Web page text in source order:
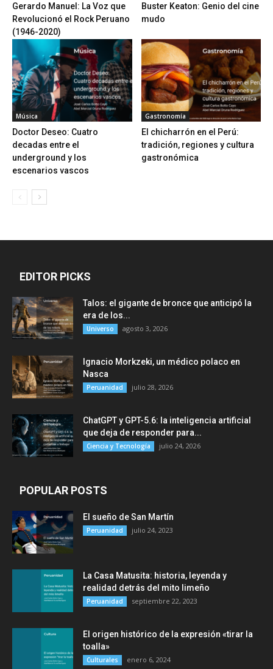
Gerardo Manuel: La Voz que
Revolucionó el Rock Peruano
(1946-2020)
Buster Keaton: Genio del cine
mudo
Música
Doctor Deseo: Cuatro
decadas entre el
underground y los
escenarios vascos
Gastronomía
El chicharrón en el Perú:
tradición, regiones y cultura
gastronómica
EDITOR PICKS
Talos: el gigante de bronce que anticipó la
era de los...
Universo agosto 3, 2026
Ignacio Morkzeki, un médico polaco en
Nasca
Peruanidad julio 28, 2026
ChatGPT y GPT-5.6: la inteligencia artificial
que deja de responder para...
Ciencia y Tecnología julio 24, 2026
POPULAR POSTS
El sueño de San Martín
Peruanidad julio 24, 2023
La Casa Matusita: historia, leyenda y
realidad detrás del mito limeño
Peruanidad septiembre 22, 2023
El origen histórico de la expresión «tirar la
toalla»
Culturales enero 6, 2024